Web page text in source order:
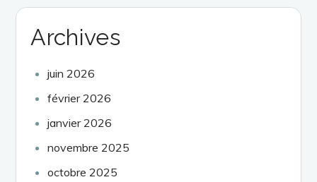
Archives
juin 2026
février 2026
janvier 2026
novembre 2025
octobre 2025